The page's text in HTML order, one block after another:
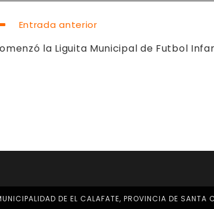
Entrada anterior
la Liguita Municipal de Futbol
DE EL CALAFATE, PROVINCIA DE SANTA